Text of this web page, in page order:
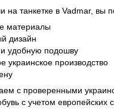
на танкетке в Vadmar, вы
материалы
дизайн
удобную подошву
украинское производство
с проверенными
с учетом европейских